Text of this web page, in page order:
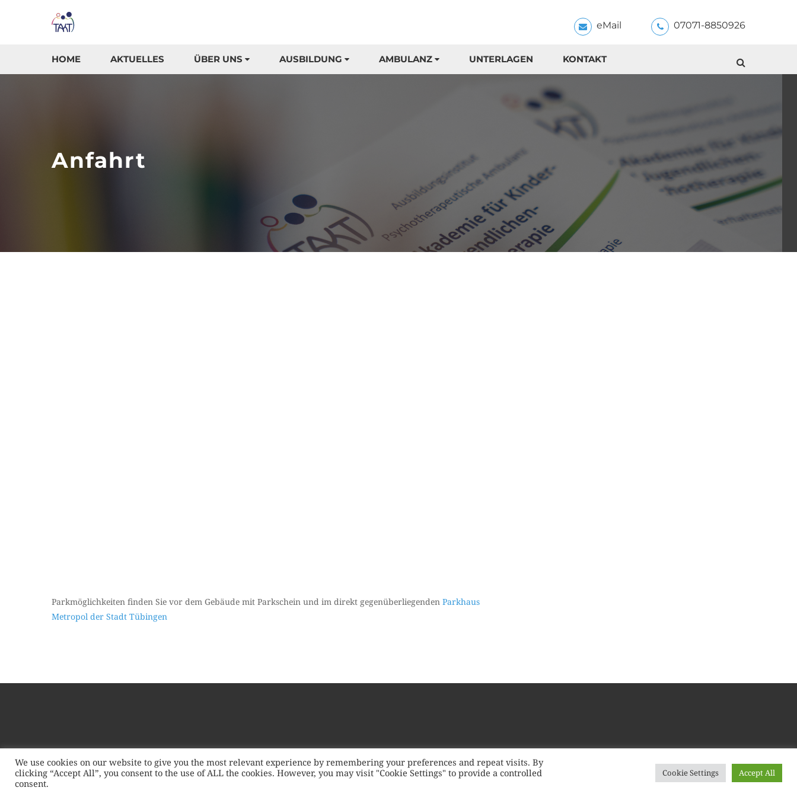
eMail 07071-8850926
HOME AKTUELLES ÜBER UNS AUSBILDUNG AMBULANZ UNTERLAGEN KONTAKT
Anfahrt
Parkmöglichkeiten finden Sie vor dem Gebäude mit Parkschein und im direkt gegenüberliegenden Parkhaus
Metropol der Stadt Tübingen
We use cookies on our website to give you the most relevant experience by remembering your preferences and repeat visits. By
clicking “Accept All”, you consent to the use of ALL the cookies. However, you may visit "Cookie Settings" to provide a controlled
consent.
Cookie Settings Accept All